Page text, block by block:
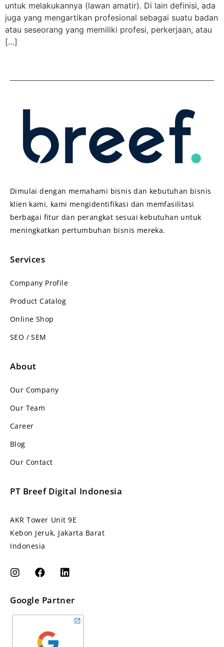
untuk melakukannya (lawan amatir). Di lain definisi, ada
juga yang mengartikan profesional sebagai suatu badan
atau seseorang yang memiliki profesi, perkerjaan, atau
[…]
Dimulai dengan memahami bisnis dan kebutuhan bisnis
klien kami, kami mengidentifikasi dan memfasilitasi
berbagai fitur dan perangkat sesuai kebutuhan untuk
meningkatkan pertumbuhan bisnis mereka.
Services
Company Profile
Product Catalog
Online Shop
SEO / SEM
About
Our Company
Our Team
Career
Blog
Our Contact
PT Breef Digital Indonesia
AKR Tower Unit 9E
Kebon Jeruk, Jakarta Barat
Indonesia
Google Partner